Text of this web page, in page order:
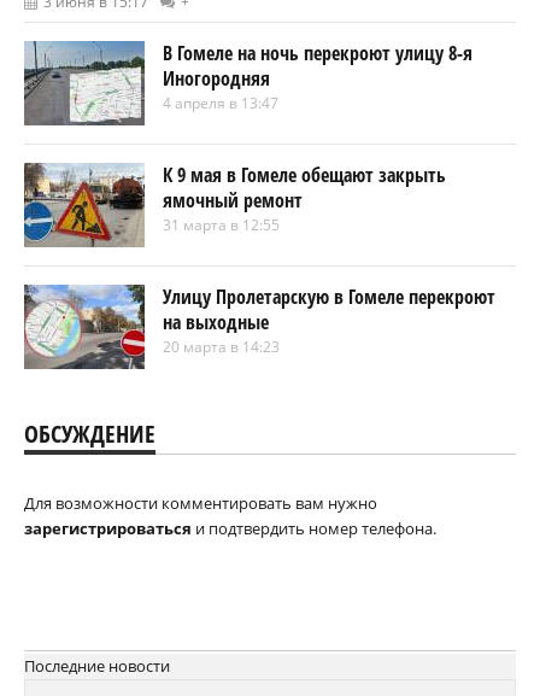
В Гомеле на ночь перекроют улицу 8-я
Иногородняя
4 апреля в 13:47
К 9 мая в Гомеле обещают закрыть
ямочный ремонт
31 марта в 12:55
Улицу Пролетарскую в Гомеле перекроют
на выходные
20 марта в 14:23
ОБСУЖДЕНИЕ
Для возможности комментировать вам нужно
зарегистрироваться и подтвердить номер телефона.
Последние новости